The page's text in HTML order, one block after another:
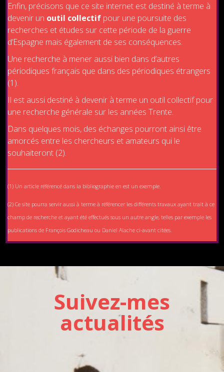
Enfin, précisons que ce site internet est destiné à terme à
devenir un outil collectif pour une poursuite des
recherches et études sur cette période de la guerre
d’Espagne mais également de ses conséquences.
Une recherche à mener aussi bien dans d’autres
périodiques français que dans des périodiques étrangers
(1).
Il est aussi destiné à devenir à terme un outil collectif pour
une recherche générale sur les années Trente.
Dans quelques mois, des échanges pourront ainsi être
amorcés entre les chercheurs et amateurs qui le
souhaiteront (2).
(1) Un article référencé dans la bibliographie en est un exemple.
(2) Ce site pourra servir aussi à terme à référencer les différents travaux ayant trait à ce
champ de recherche et ayant été effectués sous un autre angle, telles par exemple les
publications de François Godicheau ou Daniel Aïache ci-avant citées.
Suivez-mes
actualités